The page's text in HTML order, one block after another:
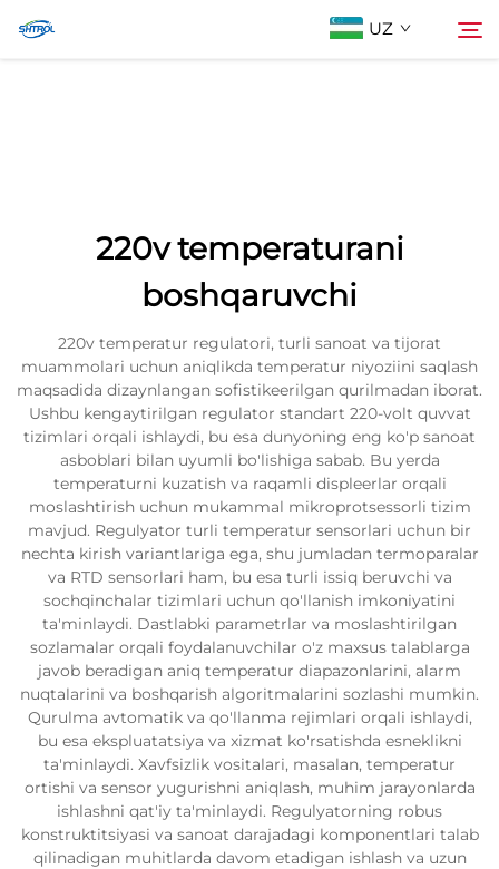
UZ
220v temperaturani
boshqaruvchi
220v temperatur regulatori, turli sanoat va tijorat
muammolari uchun aniqlikda temperatur niyoziini saqlash
maqsadida dizaynlangan sofistikeerilgan qurilmadan iborat.
Ushbu kengaytirilgan regulator standart 220-volt quvvat
tizimlari orqali ishlaydi, bu esa dunyoning eng ko'p sanoat
asboblari bilan uyumli bo'lishiga sabab. Bu yerda
temperaturni kuzatish va raqamli displeerlar orqali
moslashtirish uchun mukammal mikroprotsessorli tizim
mavjud. Regulyator turli temperatur sensorlari uchun bir
nechta kirish variantlariga ega, shu jumladan termoparalar
va RTD sensorlari ham, bu esa turli issiq beruvchi va
sochqinchalar tizimlari uchun qo'llanish imkoniyatini
ta'minlaydi. Dastlabki parametrlar va moslashtirilgan
sozlamalar orqali foydalanuvchilar o'z maxsus talablarga
javob beradigan aniq temperatur diapazonlarini, alarm
nuqtalarini va boshqarish algoritmalarini sozlashi mumkin.
Qurulma avtomatik va qo'llanma rejimlari orqali ishlaydi,
bu esa ekspluatatsiya va xizmat ko'rsatishda esneklikni
ta'minlaydi. Xavfsizlik vositalari, masalan, temperatur
ortishi va sensor yugurishni aniqlash, muhim jarayonlarda
ishlashni qat'iy ta'minlaydi. Regulyatorning robus
konstruktitsiyasi va sanoat darajadagi komponentlari talab
qilinadigan muhitlarda davom etadigan ishlash va uzun